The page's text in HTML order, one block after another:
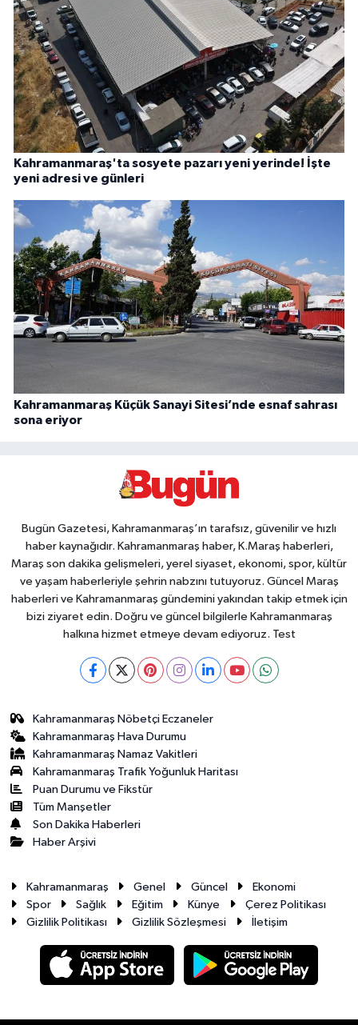
Kahramanmaraş'ta sosyete pazarı yeni yerinde! İşte
yeni adresi ve günleri
Kahramanmaraş Küçük Sanayi Sitesi’nde esnaf sahrası
sona eriyor
Bugün Gazetesi, Kahramanmaraş’ın tarafsız, güvenilir ve hızlı
haber kaynağıdır. Kahramanmaraş haber, K.Maraş haberleri,
Maraş son dakika gelişmeleri, yerel siyaset, ekonomi, spor, kültür
ve yaşam haberleriyle şehrin nabzını tutuyoruz. Güncel Maraş
haberleri ve Kahramanmaraş gündemini yakından takip etmek için
bizi ziyaret edin. Doğru ve güncel bilgilerle Kahramanmaraş
halkına hizmet etmeye devam ediyoruz. Test
Kahramanmaraş Nöbetçi Eczaneler
Kahramanmaraş Hava Durumu
Kahramanmaraş Namaz Vakitleri
Kahramanmaraş Trafik Yoğunluk Haritası
Puan Durumu ve Fikstür
Tüm Manşetler
Son Dakika Haberleri
Haber Arşivi
Kahramanmaraş Genel Güncel
Ekonomi
Spor
Sağlık Eğitim Künye
Çerez Politikası
Gizlilik Politikası
Gizlilik Sözleşmesi İletişim